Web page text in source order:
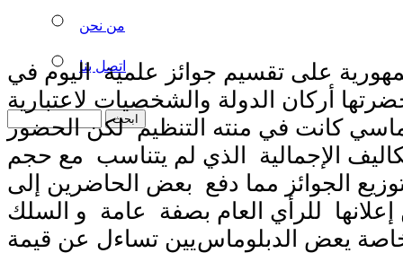
من نحن
اتصل بنا
على تقسيم جوائز علمية اليوم في
أركان الدولة والشخصيات لاعتبارية
كانت في منته التنظيم لكن الحضور
الإجمالية الذي لم يتناسب مع حجم
الجوائز مما دفع بعض الحاضرين إلى
للرأي العام بصفة عامة و السلك
يعض الدبلوماسيين تساءل عن قيمة